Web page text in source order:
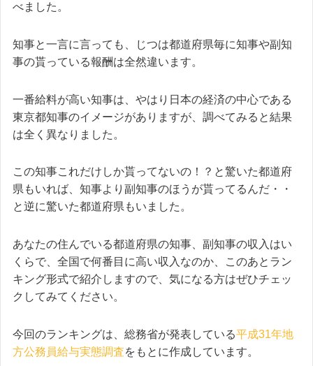
べました。
知事と一言に言っても、じつは都道府県毎に知事や副知
事の貰っている報酬は全然違います。
一番給料が高い知事は、やはり日本の経済の中心である
東京都知事のイメージがありますが、調べてみると結果
は全く異なりました。
この知事これだけしか貰ってないの！？と驚いた都道府
県もいれば、知事より副知事のほうが貰ってるんだ・・
と逆に驚いた都道府県もいました。
あなたの住んでいる都道府県の知事、副知事の収入はい
くらで、全国で何番目に高い収入なのか、このあとラン
キング形式で紹介しますので、気になる方はぜひチェッ
クしてみてください。
今回のランキングは、総務省が発表している平成31年地
方公務員給与実態調査をもとに作成しています。